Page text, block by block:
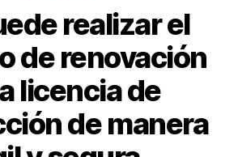
realizar el
de renovación
licencia de
de manera